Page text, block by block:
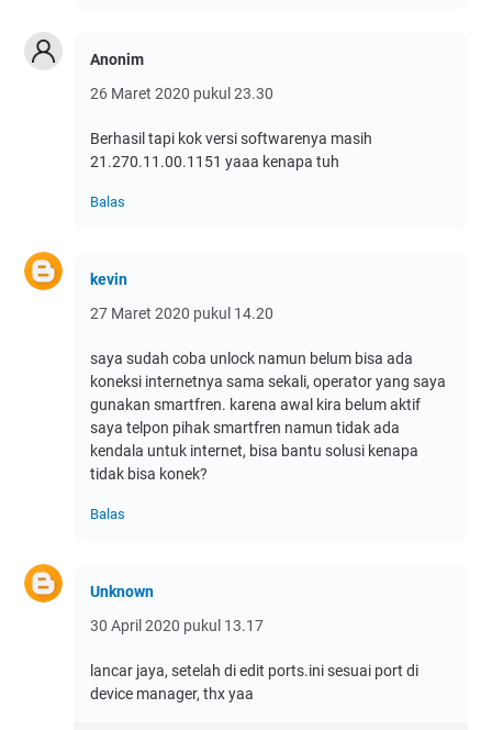
Anonim
26 Maret 2020 pukul 23.30
Berhasil tapi kok versi softwarenya masih
21.270.11.00.1151 yaaa kenapa tuh
Balas
kevin
27 Maret 2020 pukul 14.20
saya sudah coba unlock namun belum bisa ada
koneksi internetnya sama sekali, operator yang saya
gunakan smartfren. karena awal kira belum aktif
saya telpon pihak smartfren namun tidak ada
kendala untuk internet, bisa bantu solusi kenapa
tidak bisa konek?
Balas
Unknown
30 April 2020 pukul 13.17
lancar jaya, setelah di edit ports.ini sesuai port di
device manager, thx yaa